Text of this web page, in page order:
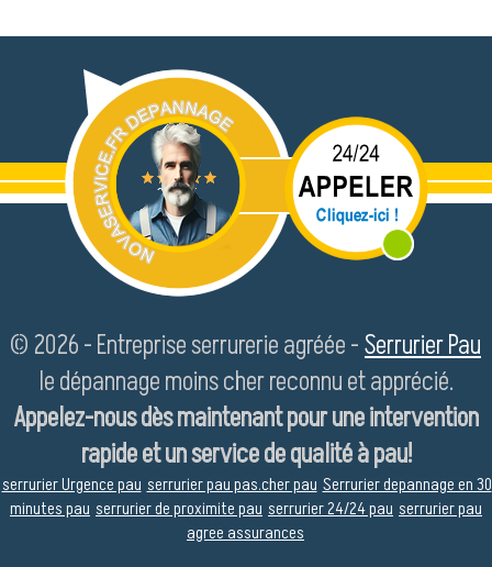
© 2026 - Entreprise serrurerie agréée -Serrurier Pau
le dépannage moins cher reconnu et apprécié.
Appelez-nous dès maintenant pour une intervention
rapide et un service de qualité à pau!
serrurier Urgence pau serrurier pau pas.cher pau Serrurier depannage en 30
minutes pau serrurier de proximite pau serrurier 24/24 pau serrurier pau
agree assurances